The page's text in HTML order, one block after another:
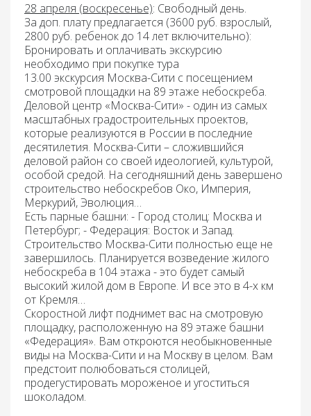
28 апреля (воскресенье): Свободный день.
За доп. плату предлагается (3600 руб. взрослый,
2800 руб. ребенок до 14 лет включительно):
Бронировать и оплачивать экскурсию
необходимо при покупке тура
13.00 экскурсия Москва-Сити с посещением
смотровой площадки на 89 этаже небоскреба.
Деловой центр «Москва-Сити» - один из самых
масштабных градостроительных проектов,
которые реализуются в России в последние
десятилетия. Москва-Сити – сложившийся
деловой район со своей идеологией, культурой,
особой средой. На сегодняшний день завершено
строительство небоскребов Око, Империя,
Меркурий, Эволюция…
Есть парные башни: - Город столиц: Москва и
Петербург; - Федерация: Восток и Запад.
Строительство Москва-Сити полностью еще не
завершилось. Планируется возведение жилого
небоскреба в 104 этажа - это будет самый
высокий жилой дом в Европе. И все это в 4-х км
от Кремля…
Скоростной лифт поднимет вас на смотровую
площадку, расположенную на 89 этаже башни
«Федерация». Вам откроются необыкновенные
виды на Москва-Сити и на Москву в целом. Вам
предстоит полюбоваться столицей,
продегустировать мороженое и угоститься
шоколадом.